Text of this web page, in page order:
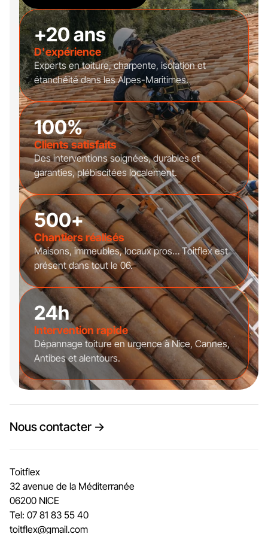
+20 ans
D'expérience
Experts en toiture, charpente, isolation et
étanchéité dans les Alpes-Maritimes.
100%
Clients satisfaits
Des interventions soignées, durables et
garanties, plébiscitées localement.
500+
Chantiers réalisés
Maisons, immeubles, locaux pros… Toitflex est
présent dans tout le 06.
24h
Intervention rapide
Dépannage toiture en urgence à Nice, Cannes,
Antibes et alentours.
Nous contacter →
Toitflex
32 avenue de la Méditerranée
06200 NICE
Tel: 07 81 83 55 40
toitflex@gmail.com